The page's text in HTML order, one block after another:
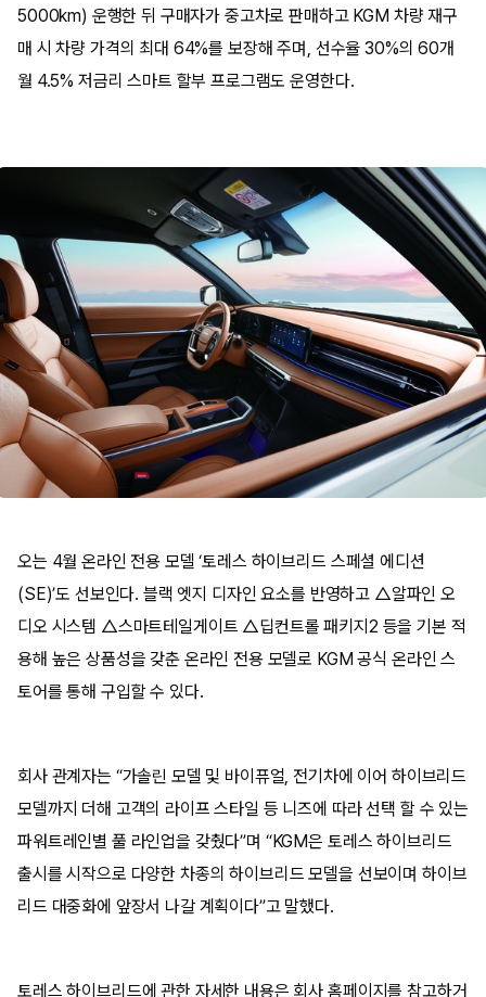
5000km) 운행한 뒤 구매자가 중고차로 판매하고 KGM 차량 재구
매 시 차량 가격의 최대 64%를 보장해 주며, 선수율 30%의 60개
월 4.5% 저금리 스마트 할부 프로그램도 운영한다.
오는 4월 온라인 전용 모델 ‘토레스 하이브리드 스페셜 에디션
(SE)’도 선보인다. 블랙 엣지 디자인 요소를 반영하고 △알파인 오
디오 시스템 △스마트테일게이트 △딥컨트롤 패키지2 등을 기본 적
용해 높은 상품성을 갖춘 온라인 전용 모델로 KGM 공식 온라인 스
토어를 통해 구입할 수 있다.
회사 관계자는 “가솔린 모델 및 바이퓨얼, 전기차에 이어 하이브리드
모델까지 더해 고객의 라이프 스타일 등 니즈에 따라 선택 할 수 있는
파워트레인별 풀 라인업을 갖췄다”며 “KGM은 토레스 하이브리드
출시를 시작으로 다양한 차종의 하이브리드 모델을 선보이며 하이브
리드 대중화에 앞장서 나갈 계획이다”고 말했다.
토레스 하이브리드에 관한 자세한 내용은 회사 홈페이지를 참고하거